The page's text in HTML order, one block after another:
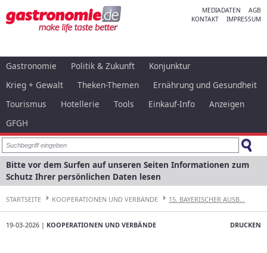
MEDIADATEN
AGB
KONTAKT
IMPRESSUM
Gastronomie Politik & Zukunft
Konjunktur
Krieg + Gewalt
Theken-Themen
Ernährung und Gesundheit
Tourismus
Hotellerie Tools Einkauf-Info
Anzeigen
GFGH
Bitte vor dem Surfen auf unseren Seiten Informationen zum
Schutz Ihrer persönlichen Daten lesen
STARTSEITE KOOPERATIONEN UND VERBÄNDE 15. BAYERISCHER AUSB...
DRUCKEN
19-03-2026 | KOOPERATIONEN UND VERBÄNDE